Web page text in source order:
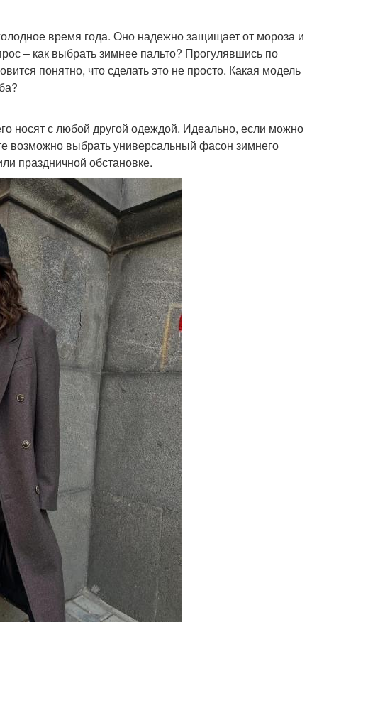
время года. Оно надежно защищает от мороза и
– как выбрать зимнее пальто? Прогулявшись по
понятно, что сделать это не просто. Какая модель
носят с любой другой одеждой. Идеально, если можно
возможно выбрать универсальный фасон зимнего
праздничной обстановке.